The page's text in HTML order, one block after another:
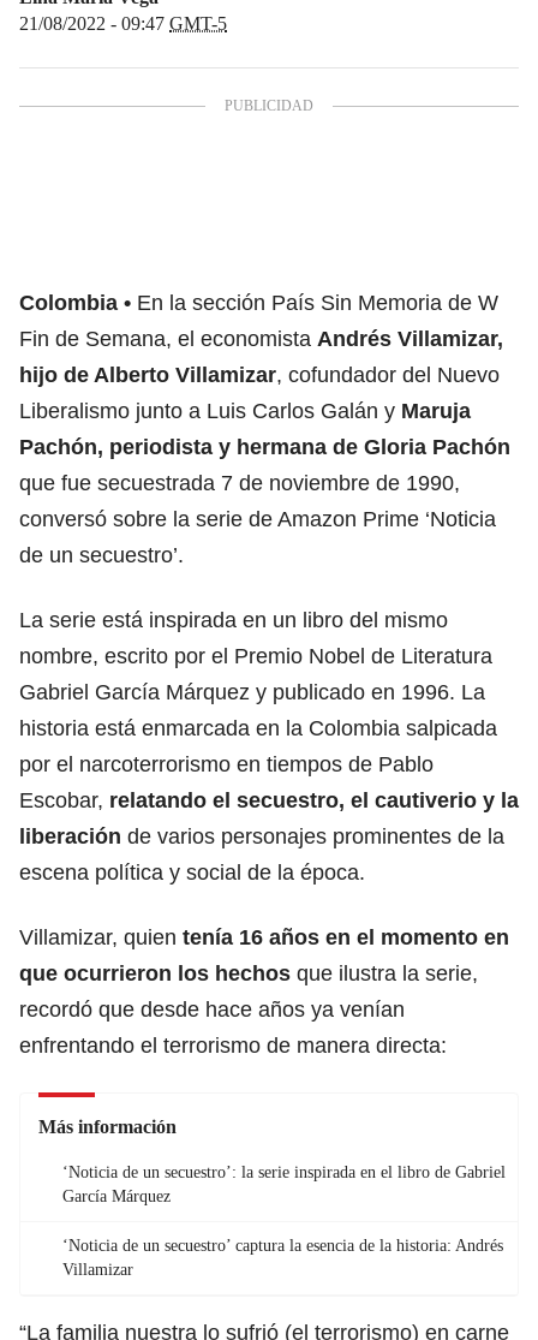
21/08/2022 - 09:47 GMT-5
Colombia
En la sección País Sin Memoria de W
Fin de Semana, el economista Andrés Villamizar,
hijo de Alberto Villamizar, cofundador del Nuevo
Liberalismo junto a Luis Carlos Galán y Maruja
Pachón, periodista y hermana de Gloria Pachón
que fue secuestrada 7 de noviembre de 1990,
conversó sobre la serie de Amazon Prime ‘Noticia
de un secuestro’.
La serie está inspirada en un libro del mismo
nombre, escrito por el Premio Nobel de Literatura
Gabriel García Márquez y publicado en 1996. La
historia está enmarcada en la Colombia salpicada
por el narcoterrorismo en tiempos de Pablo
Escobar, relatando el secuestro, el cautiverio y la
liberación de varios personajes prominentes de la
escena política y social de la época.
Villamizar, quien tenía 16 años en el momento en
que ocurrieron los hechos que ilustra la serie,
recordó que desde hace años ya venían
enfrentando el terrorismo de manera directa:
Más información
‘Noticia de un secuestro’: la serie inspirada en el libro de Gabriel
García Márquez
‘Noticia de un secuestro’ captura la esencia de la historia: Andrés
Villamizar
“La familia nuestra lo sufrió (el terrorismo) en carne